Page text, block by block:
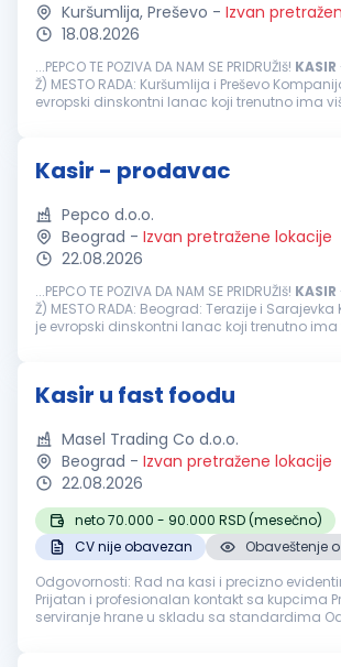
Kuršumlija, Preševo - Izvan
18.08.2026
...PEPCO TE POZIVA DA NAM SE PRIDRUŽIš! KASIR
Ž) MESTO RADA: Kuršumlija i Preševo
evropski dinskontni lanac koji trenutno ima
Kasir - prodavac
Pepco d.o.o.
Beograd - Izvan pretražene lokacije
22.08.2026
...PEPCO TE POZIVA DA NAM SE PRIDRUŽIš! KASIR
Ž) MESTO RADA: Beograd: Terazije i
je evropski dinskontni lanac koji trenutno ima
Kasir u fast foodu
Masel Trading Co d.o.o.
Beograd - Izvan pretražene lokacije
22.08.2026
neto 70.000 - 90.000 RSD (mesečno)
CV nije obavezan
Obaveštenje
Odgovornosti: Rad na kasi i precizno evidentiranje prometa
Prijatan i profesionalan kontakt sa kupcima
serviranje hrane u skladu sa standardima